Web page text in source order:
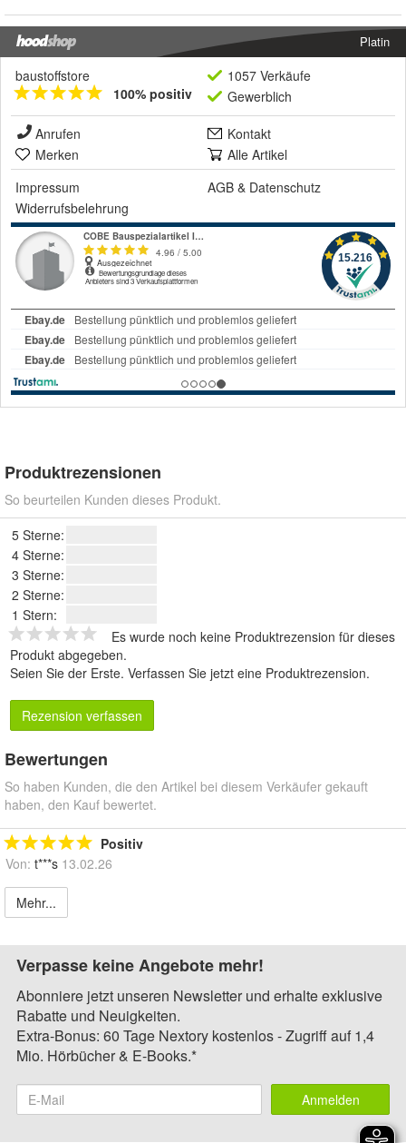
Platin
baustoffstore
100% positiv
1057 Verkäufe
Gewerblich
Anrufen
Kontakt
Merken
Alle Artikel
Impressum
AGB & Datenschutz
Widerrufsbelehrung
Produktrezensionen
So beurteilen Kunden dieses Produkt.
5 Sterne:
4 Sterne:
3 Sterne:
2 Sterne:
1 Stern:
Es wurde noch keine Produktrezension für dieses
Produkt abgegeben.
Seien Sie der Erste. Verfassen Sie jetzt eine Produktrezension.
Rezension verfassen
Bewertungen
So haben Kunden, die den Artikel bei diesem Verkäufer gekauft
haben, den Kauf bewertet.
Positiv
Von: t***s 13.02.26
Mehr...
Verpasse keine Angebote mehr!
Abonniere jetzt unseren Newsletter und erhalte exklusive
Rabatte und Neuigkeiten.
Extra-Bonus: 60 Tage Nextory kostenlos - Zugriff auf 1,4
Mio. Hörbücher & E-Books.*
Anmelden